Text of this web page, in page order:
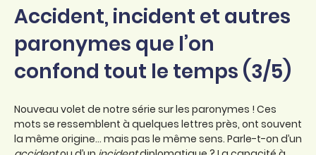
Accident, incident et autres
paronymes que l’on
confond tout le temps (3/5)
Nouveau volet de notre série sur les paronymes ! Ces
mots se ressemblent à quelques lettres près, ont souvent
la même origine... mais pas le même sens. Parle-t-on d’un